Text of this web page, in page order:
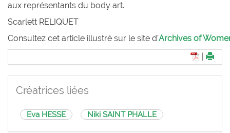
aux représentants du body art.
Scarlett RELIQUET
Consultez cet article illustré sur le site d’Archives of
Créatrices liées
Eva HESSE Niki SAINT PHALLE